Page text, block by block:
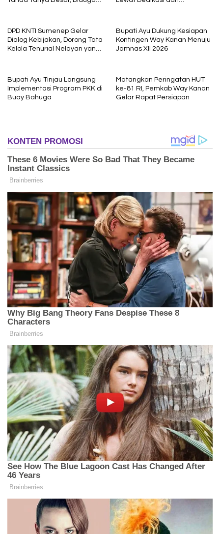
DPD KNTI Sumenep Gelar
Dialog Kebijakan, Dorong Tata
Kelola Tenurial Nelayan yang
Bupati Ayu Dukung Kesiapan
Kontingen Way Kanan Menuju
Jamnas XII 2026
Bupati Ayu Tinjau Langsung
Implementasi Program PKK di
Buay Bahuga
Matangkan Peringatan HUT
ke-81 RI, Pemkab Way Kanan
Gelar Rapat Persiapan